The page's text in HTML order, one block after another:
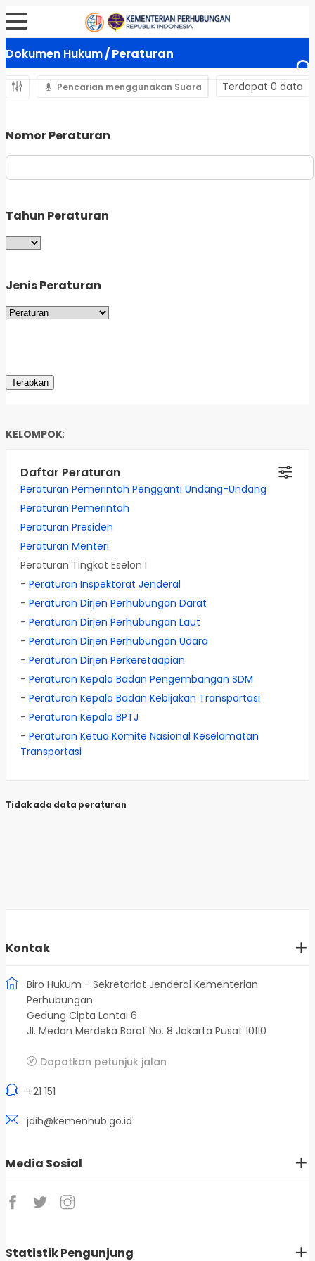
Dokumen Hukum/ Peraturan
Pencarian menggunakan Suara Terdapat 0 data
Nomor Peraturan
Tahun Peraturan
Jenis Peraturan
KELOMPOK:
Daftar Peraturan
Peraturan Pemerintah Pengganti Undang-Undang
Peraturan Pemerintah
Peraturan Presiden
Peraturan Menteri
Peraturan Tingkat Eselon I
- Peraturan Inspektorat Jenderal
- Peraturan Dirjen Perhubungan Darat
- Peraturan Dirjen Perhubungan Laut
- Peraturan Dirjen Perhubungan Udara
- Peraturan Dirjen Perkeretaapian
- Peraturan Kepala Badan Pengembangan SDM
- Peraturan Kepala Badan Kebijakan Transportasi
- Peraturan Kepala BPTJ
- Peraturan Ketua Komite Nasional Keselamatan
Transportasi
Tidak ada data peraturan
Kontak
Biro Hukum - Sekretariat Jenderal Kementerian
Perhubungan
Gedung Cipta Lantai 6
Jl. Medan Merdeka Barat No. 8 Jakarta Pusat 10110
Dapatkan petunjuk jalan
+21 151
jdih@kemenhub.go.id
Media Sosial
Statistik Pengunjung